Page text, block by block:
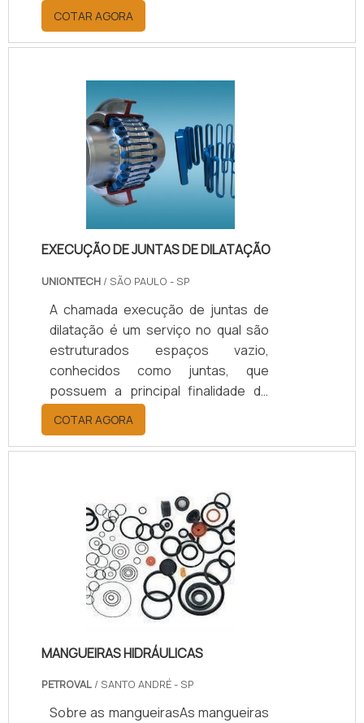
e maquinários diversos.Diversos
motores e equipamentos elétricos,
hidráulicos e pneumáticos requerem
proteção de: - Hastes; - Eixos; -
Cilindros; - Êmbolos
diversos.Variedade e aplicaçãoPor
conta de toda essa versatilidade,
existem inúmeros modelos de
retentores industriais, s.
COTAR AGORA
EXECUÇÃO DE JUNTAS DE DILATAÇÃO
UNIONTECH / SÃO PAULO - SP
A chamada execução de juntas de
dilatação é um serviço no qual são
estruturados espaços vazio,
conhecidos como juntas, que
possuem a principal finalidade de
permitir estruturas de uma
construção possa se deslocar,
devido ao movimento causado pela
dando maior flexibilidade.Junta de
dilatação Durante a execução de
uma obra é importante garantir que
todos os detalhes sejam
executados corretamente,
garantindo a segurança e qualidade
da infraestrutura.Um dos pontos.
COTAR AGORA
MANGUEIRAS HIDRÁULICAS
PETROVAL / SANTO ANDRÉ - SP
Sobre as mangueirasAs mangueiras